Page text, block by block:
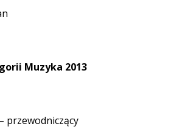
Muzyka 2013
przewodniczący